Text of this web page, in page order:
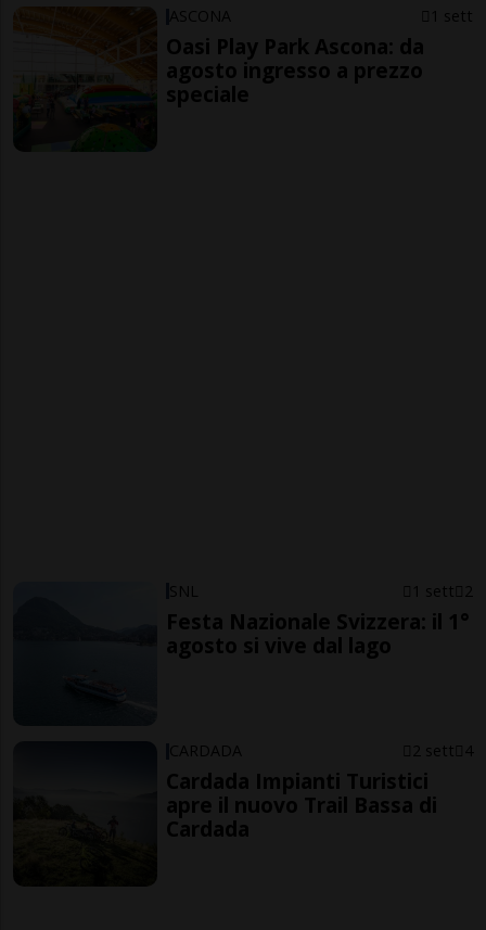
ASCONA 1 sett
Oasi Play Park Ascona: da
agosto ingresso a prezzo
speciale
SNL 1 sett 2
Festa Nazionale Svizzera: il 1°
agosto si vive dal lago
CARDADA 2 sett 4
Cardada Impianti Turistici
apre il nuovo Trail Bassa di
Cardada